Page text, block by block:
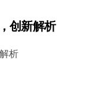
创新解析
析